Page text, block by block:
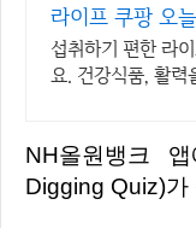
라이프 쿠팡 오
섭취하기 편한 라
요. 건강식품, 활력
NH올원뱅크 앱에서 매일매일 디깅퀴즈(Daily
Digging Quiz)가